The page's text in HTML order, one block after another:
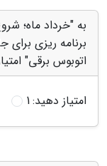
به "خرداد ماه؛
اتوبوس برقی"
امتیاز دهید:1